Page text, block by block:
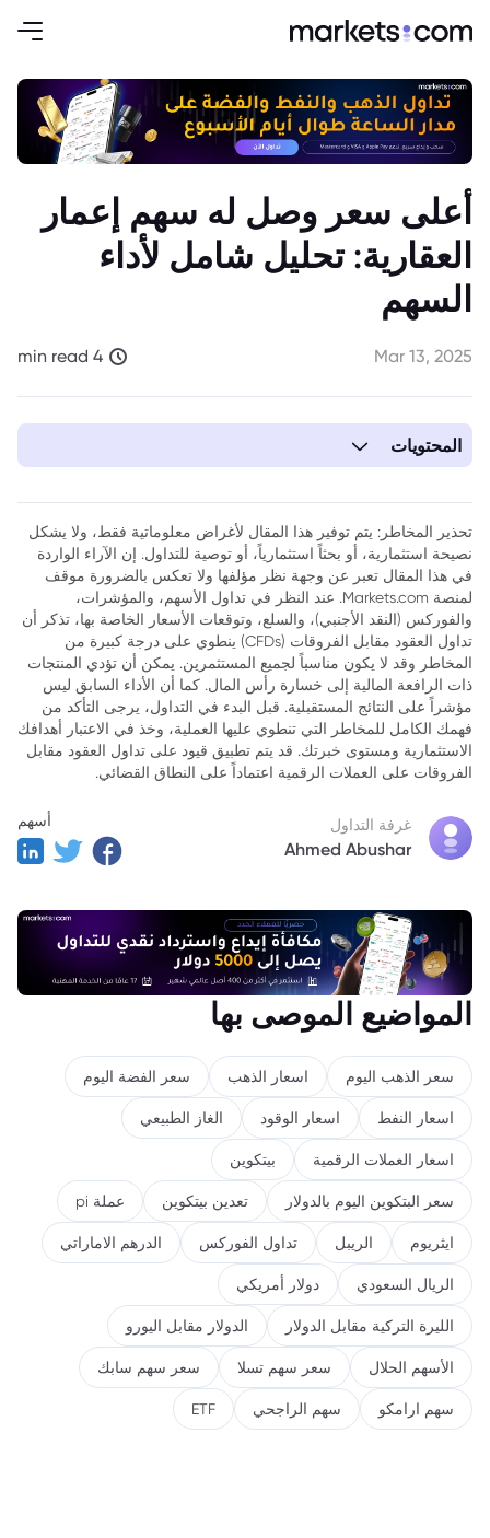
أعلى سعر وصل له سهم إعمار
العقارية: تحليل شامل لأداء
السهم
Mar 13, 2025
4 min read
المحتويات
على مر السنين
2. إعمار العقارية: نظرة عامة على الشركة
3. أعلى سعر وصل له سهم إعمار العقارية على مر السنين
4. العوامل التي ساعدت على ارتفاع سعر سهم إعمار
6. التوقعات المستقبلية لسهم إعمار
7. خلاصة
تحذير المخاطر: يتم توفير هذا المقال لأغراض معلوماتية فقط، ولا يشكل
نصيحة استثمارية، أو بحثاً استثمارياً، أو توصية للتداول. إن الآراء الواردة
في هذا المقال تعبر عن وجهة نظر مؤلفها ولا تعكس بالضرورة موقف
لمنصة Markets.com. عند النظر في تداول الأسهم، والمؤشرات،
والفوركس (النقد الأجنبي)، والسلع، وتوقعات الأسعار الخاصة بها، تذكر أن
تداول العقود مقابل الفروقات (CFDs) ينطوي على درجة كبيرة من
المخاطر وقد لا يكون مناسباً لجميع المستثمرين. يمكن أن تؤدي المنتجات
ذات الرافعة المالية إلى خسارة رأس المال. كما أن الأداء السابق ليس
مؤشراً على النتائج المستقبلية. قبل البدء في التداول، يرجى التأكد من
فهمك الكامل للمخاطر التي تنطوي عليها العملية، وخذ في الاعتبار أهدافك
الاستثمارية ومستوى خبرتك. قد يتم تطبيق قيود على تداول العقود مقابل
الفروقات على العملات الرقمية اعتماداً على النطاق القضائي.
غرفة التداول
Ahmed Abushar
أسهم
المواضيع الموصى بها
سعر الذهب اليوم اسعار الذهب سعر الفضة اليوم
اسعار النفط اسعار الوقود الغاز الطبيعي
اسعار العملات الرقمية بيتكوين
سعر البتكوين اليوم بالدولار تعدين بيتكوين عملة pi
ايثريوم الريبل تداول الفوركس الدرهم الاماراتي
الريال السعودي دولار أمريكي
الليرة التركية مقابل الدولار الدولار مقابل اليورو
الأسهم الحلال سعر سهم تسلا سعر سهم سابك
سهم ارامكو سهم الراجحي ETF